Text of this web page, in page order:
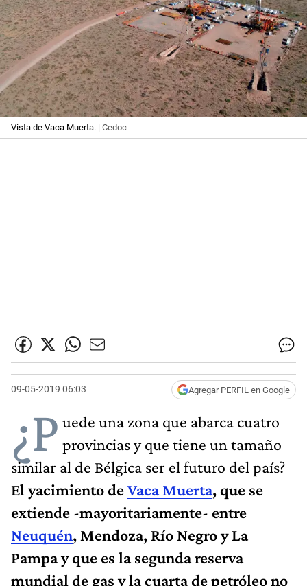
Vista de Vaca Muerta. | Cedoc
09-05-2019 06:03 Agregar PERFIL en Google
¿P uede una zona que abarca cuatro
provincias y que tiene un tamaño
similar al de Bélgica ser el futuro del país?
El yacimiento deVaca Muerta, que se
extiende -mayoritariamente- entre
Neuquén, Mendoza, Río Negro y La
Pampa y que es la segunda reserva
mundial de gas y la cuarta de petróleo no